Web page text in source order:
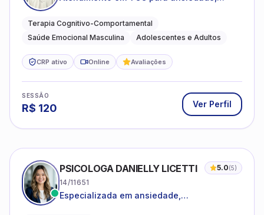
emocional
Terapia Cognitivo-Comportamental
Saúde Emocional Masculina
Adolescentes e Adultos
CRP ativo Online Avaliações
SESSÃO
R$ 120 Ver Perfil
PSICOLOGA DANIELLY LICETTI 5.0(5)
14/11651
Especializada em ansiedade,